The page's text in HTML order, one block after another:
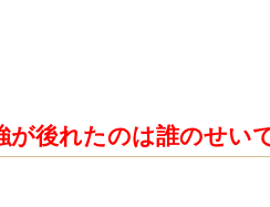
後れたのは誰のせい